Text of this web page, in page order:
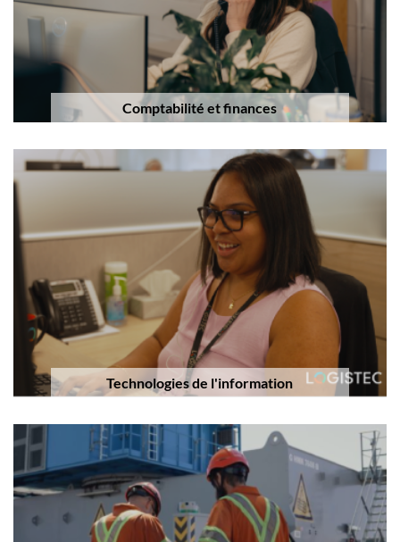
Comptabilité et finances
Technologies de l'information